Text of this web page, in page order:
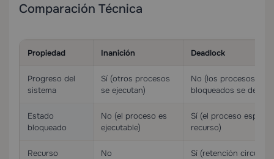
Comparación Técnica
Propiedad Inanición Deadlock
Progreso del
sistema
Sí (otros procesos
se ejecutan)
No (los procesos
bloqueados se
Estado
bloqueado
No (el proceso es
ejecutable)
Sí (el proceso espera
recurso)
Recurso
No
Sí (retención circular y